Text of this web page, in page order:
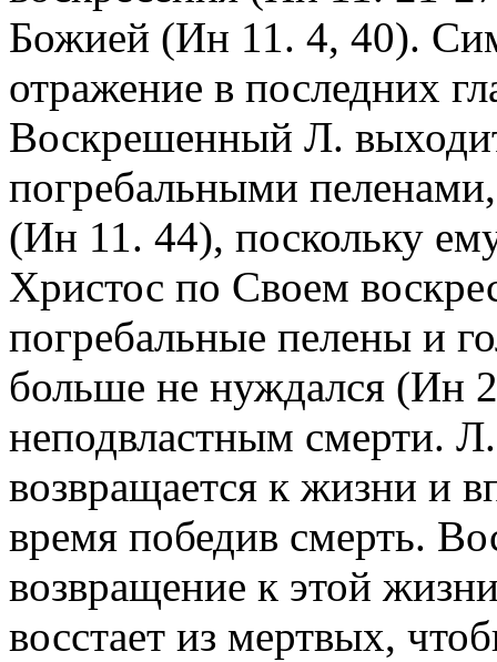
Божией (Ин 11. 4, 40).
отражение в последних
Воскрешенный Л.
погребальными
(Ин 11. 44), поскольку
Христос по Своем
погребальные пелены и
больше не нуждался (Ин
неподвластным смерти.
возвращается к жизни и
время победив смерть.
возвращение к этой
восстает из мертвых,